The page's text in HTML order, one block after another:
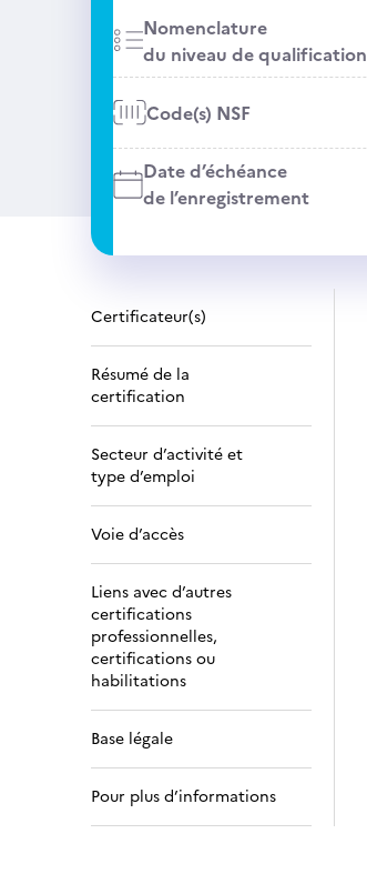
Nomenclature
du niveau de qualification
Code(s) NSF
Date d’échéance
de l’enregistrement
Certificateur(s)
Résumé de la
certification
Secteur d’activité et
type d’emploi
Voie d’accès
Liens avec d’autres
certifications
professionnelles,
certifications ou
habilitations
Base légale
Pour plus d’informations